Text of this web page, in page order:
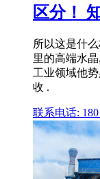
区分！
所以这是什
里的高端水
工业领域他
收 .
联系电话: 180